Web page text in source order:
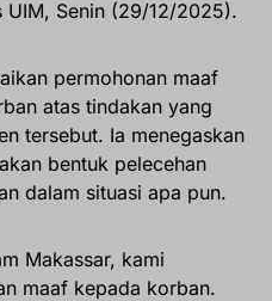
Senin (29/12/2025).
permohonan maaf
atas tindakan yang
tersebut. Ia menegaskan
bentuk pelecehan
dalam situasi apa pun.
Makassar, kami
maaf kepada korban.